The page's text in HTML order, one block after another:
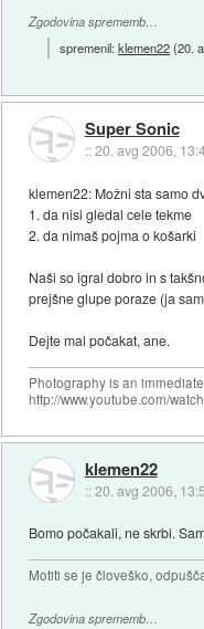
Zgodovina sprememb…
spremenil:klemen22(20.
Super Sonic
::20. avg 2006,
klemen22: Možni sta samo
1. da nisi gledal cele tekme
2. da nimaš pojma o košarki
Naši so igral dobro in s
prejšne glupe poraze (ja
Dejte mal počakat, ane.
Photography is an
http://www.youtube.com/
klemen22
::20. avg 2006,
Bomo počakali, ne skrbi.
Motiti se je človeško,
Zgodovina sprememb…